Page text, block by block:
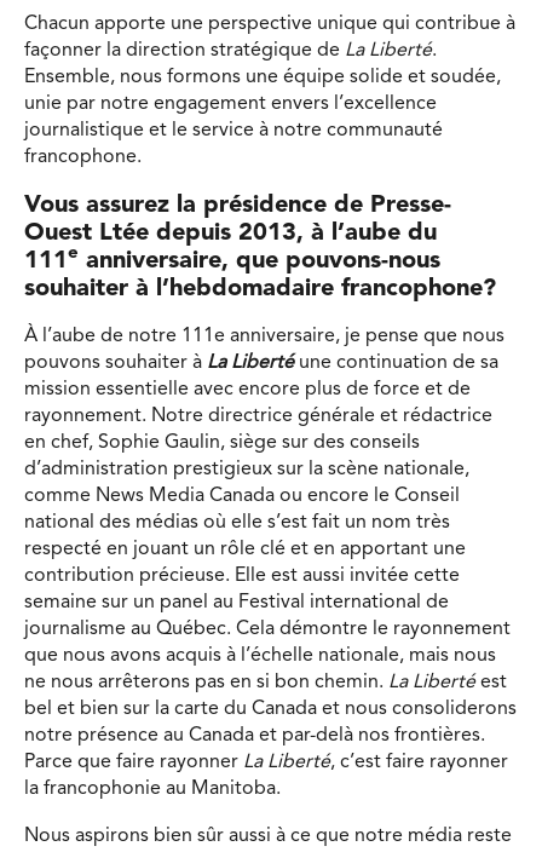
Chacun apporte une perspective unique qui contribue à
façonner la direction stratégique de La Liberté.
Ensemble, nous formons une équipe solide et soudée,
unie par notre engagement envers l’excellence
journalistique et le service à notre communauté
francophone.
Vous assurez la présidence de Presse-
Ouest Ltée depuis 2013, à l’aube du
111 e anniversaire, que pouvons-nous
souhaiter à l’hebdomadaire francophone?
À l’aube de notre 111e anniversaire, je pense que nous
pouvons souhaiter à La Libertéune continuation de sa
mission essentielle avec encore plus de force et de
rayonnement. Notre directrice générale et rédactrice
en chef, Sophie Gaulin, siège sur des conseils
d’administration prestigieux sur la scène nationale,
comme News Media Canada ou encore le Conseil
national des médias où elle s’est fait un nom très
respecté en jouant un rôle clé et en apportant une
contribution précieuse. Elle est aussi invitée cette
semaine sur un panel au Festival international de
journalisme au Québec. Cela démontre le rayonnement
que nous avons acquis à l’échelle nationale, mais nous
ne nous arrêterons pas en si bon chemin. La Libertéest
bel et bien sur la carte du Canada et nous consoliderons
notre présence au Canada et par-delà nos frontières.
Parce que faire rayonner La Liberté, c’est faire rayonner
la francophonie au Manitoba.
Nous aspirons bien sûr aussi à ce que notre média reste